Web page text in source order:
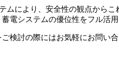
により、安全性の観点からこ
電システムの優位性をフル活用
検討の際にはお気軽にお問い